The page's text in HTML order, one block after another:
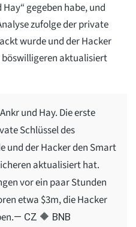
gegeben habe, und
zufolge der private
wurde und der Hacker
aktualisiert
und Hay. Die erste
Schlüssel des
und der Hacker den Smart
aktualisiert hat.
vor ein paar Stunden
etwa $3m, die Hacker
— CZ 🔶 BNB